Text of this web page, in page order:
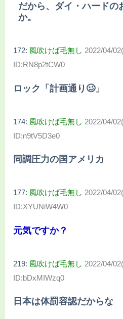
だから、ダイ・ハードの
か。
172: 風吹けば毛無し 2022/04/
ID:RN8p2tCW0
ロック「計画通り🥴」
174: 風吹けば毛無し 2022/04/
ID:n9tV5D3e0
同調圧力の国アメリカ
177: 風吹けば毛無し 2022/04/
ID:XYUNiW4W0
元気ですか？
219: 風吹けば毛無し 2022/04/
ID:bDxMIWzq0
日本は体罰容認だからな